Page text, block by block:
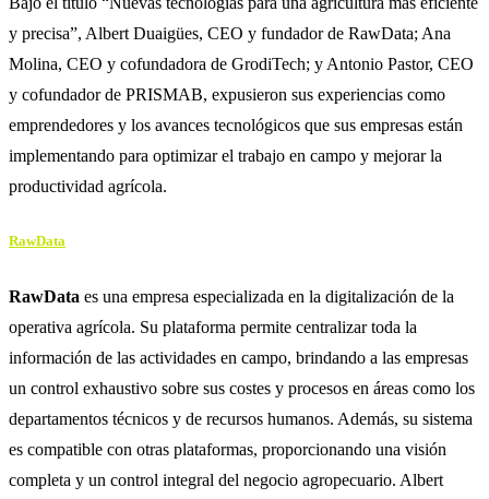
y precisa”, Albert Duaigües, CEO y fundador de RawData; Ana
Molina, CEO y cofundadora de GrodiTech; y Antonio Pastor, CEO
y cofundador de PRISMAB, expusieron sus experiencias como
emprendedores y los avances tecnológicos que sus empresas están
implementando para optimizar el trabajo en campo y mejorar la
productividad agrícola.
RawData
RawData es una empresa especializada en la digitalización de la
operativa agrícola. Su plataforma permite centralizar toda la
información de las actividades en campo, brindando a las empresas
un control exhaustivo sobre sus costes y procesos en áreas como los
departamentos técnicos y de recursos humanos. Además, su sistema
es compatible con otras plataformas, proporcionando una visión
completa y un control integral del negocio agropecuario. Albert